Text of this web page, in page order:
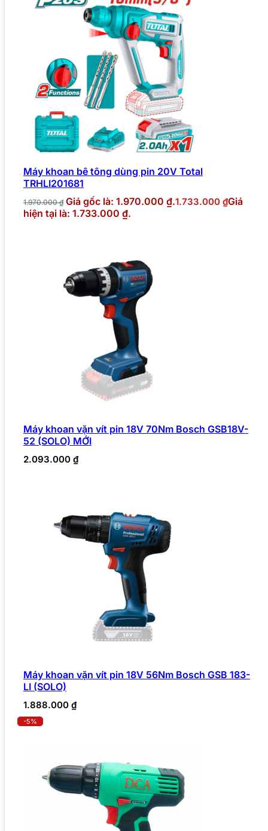
Máy khoan bê tông dùng pin 20V Total
TRHLI201681
1.970.000₫ Giá gốc là: 1.970.000 ₫.1.733.000 ₫Giá
hiện tại là: 1.733.000 ₫.
Máy khoan vặn vít pin 18V 70Nm Bosch GSB18V-
52 (SOLO) MỚI
2.093.000 ₫
Máy khoan vặn vít pin 18V 56Nm Bosch GSB 183-
LI (SOLO)
1.888.000 ₫
-5%